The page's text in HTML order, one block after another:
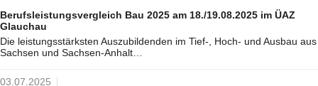
Berufsleistungsvergleich Bau 2025 am 18./19.08.2025 im ÜAZ
Glauchau
Die leistungsstärksten Auszubildenden im Tief-, Hoch- und Ausbau aus
Sachsen und Sachsen-Anhalt…
03.07.2025